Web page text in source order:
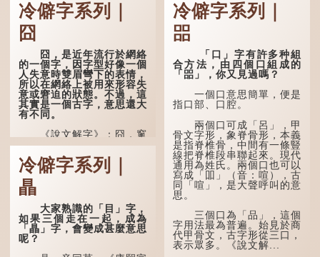
冷僻字系列｜
囧
囧，是近年流行於網絡
的一個字，因字型好像一個
人失意時雙眉彎下的表情，
所以在網絡上被用來形容失
意或窘迫的狀態。不過，這
其實是一個古字，意思還大
有不同。
《說文解字》：囧，窻
牖丽廔闿明。象形，本義是
透光通明的窗戶，跟「囪」
一樣都是「窗」的象形字。
甲骨文中又用作地名，古書
中的「黍于囧」表示在囧地
種黍。
這個古字十分少用，直
至21世紀，網絡上開始流
行表情符號，這個字也被網
民當做表情符號來用。
冷僻字系列｜
瞐
大家熟識的「目」字，
如果三個走在一起，成為
「瞐」字，會變成甚麼意思
呢？
冷僻字系列｜
㗊
「口」字有許多种組
合方法，由四個口組成的
「㗊」，你又見過嗎？
一個口意思簡單，便是
指口部、口腔。
兩個口可成「呂」，甲
骨文字形，象脊骨形，本義
是指脊椎骨，中間有一條豎
線把脊椎段串聯起來。現代
通用為姓氏。兩個口也可以
寫成「吅」（音：喧），古
同「喧」，是大聲呼叫的意
思。
三個口為「品」，這個
字用法最為普遍。始見於商
代甲骨文，古字形從三口，
表示眾多。《說文解...